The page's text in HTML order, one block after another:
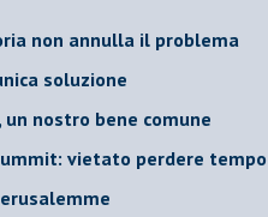
non annulla il problema
soluzione
nostro bene comune
vietato perdere tempo